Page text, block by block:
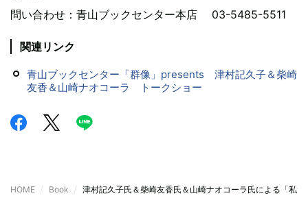
問い合わせ：青山ブックセンター本店 03-5485-5511
関連リンク
青山ブックセンター「群像」presents 津村記久子＆柴崎
友香＆山崎ナオコーラ トークショー
HOME Book 津村記久子氏＆柴崎友香氏＆山崎ナオコーラ氏による「私